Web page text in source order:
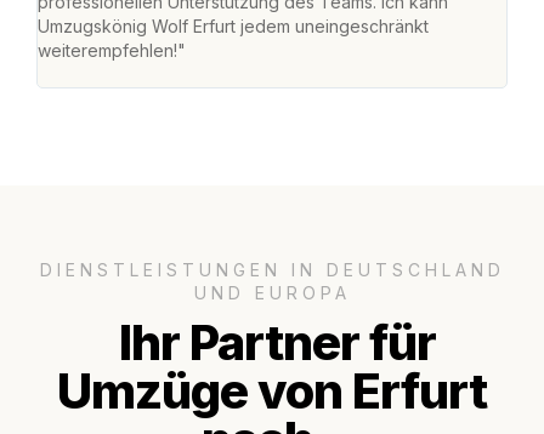
Umzugskönig Wolf Erfurt jedem uneingeschränkt
weiterempfehlen!"
DIENSTLEISTUNGEN IN DEUTSCHLAND
UND EUROPA
Ihr Partner für
Umzüge von Erfurt